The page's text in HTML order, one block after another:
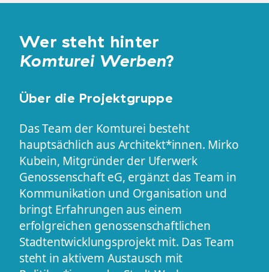
Wer steht hinter
Komturei Werben?
Über die Projektgruppe
Das Team der Komturei besteht
hauptsächlich aus Architekt*innen. Mirko
Kubein, Mitgründer der Uferwerk
Genossenschaft eG, ergänzt das Team in
Kommunikation und Organisation und
bringt Erfahrungen aus einem
erfolgreichen genossenschaftlichen
Stadtentwicklungsprojekt mit. Das Team
steht in aktivem Austausch mit